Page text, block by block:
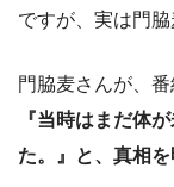
ですが、実は門
門脇麦さんが、
『当時はまだ体
た。』と、真相を